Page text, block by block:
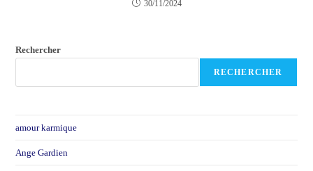
30/11/2024
Rechercher
RECHERCHER
amour karmique
Ange Gardien